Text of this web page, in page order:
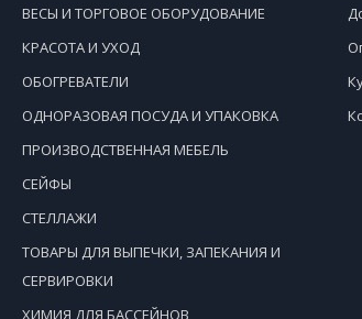
ВЕСЫ И ТОРГОВОЕ ОБОРУДОВАНИЕ
КРАСОТА И УХОД
ОБОГРЕВАТЕЛИ
ОДНОРАЗОВАЯ ПОСУДА И УПАКОВКА
ПРОИЗВОДСТВЕННАЯ МЕБЕЛЬ
СЕЙФЫ
СТЕЛЛАЖИ
ТОВАРЫ ДЛЯ ВЫПЕЧКИ, ЗАПЕКАНИЯ И
СЕРВИРОВКИ
ХИМИЯ ДЛЯ БАССЕЙНОВ